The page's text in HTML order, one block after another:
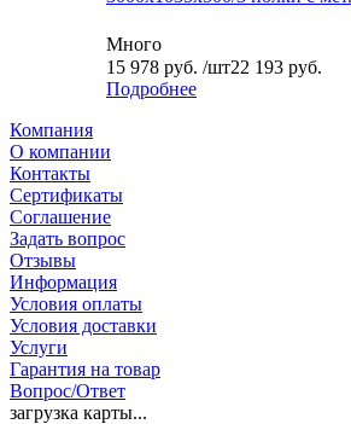
Много
15 978 руб. /шт22 193 руб.
Подробнее
Компания
О компании
Контакты
Сертификаты
Соглашение
Задать вопрос
Отзывы
Информация
Условия оплаты
Условия доставки
Услуги
Гарантия на товар
Вопрос/Ответ
загрузка карты...